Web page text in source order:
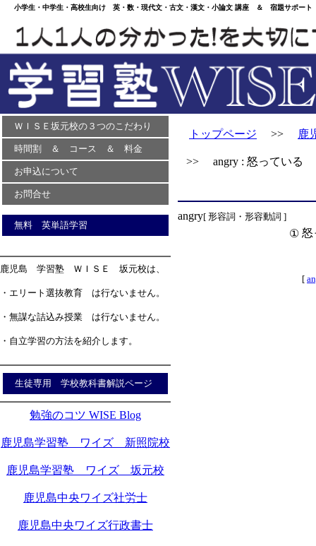
小学生・中学生・高校生向け 英・数・現代文・古文・漢文・小論文 講座 ＆ 宿題サポー
ＷＩＳＥ坂元校の３つのこだわり
時間割 ＆ コース ＆ 料金
お申込について
お問合せ
無料 英単語学習
鹿児島 学習塾 ＷＩＳＥ 坂元校は、
・エリート選抜教育 は行ないません。
・無謀な詰込み授業 は行ないません。
・自立学習の方法を紹介します。
生徒専用 学校教科書解説ページ
勉強のコツ WISE Blog
鹿児島学習塾 ワイズ 新照院校
鹿児島学習塾 ワイズ 坂元校
鹿児島中央ワイズ社労士
鹿児島中央ワイズ行政書士
トップページ >> 鹿
>> angry : 怒っている
angry[ 形容詞・形容動詞 ]
① 怒
[